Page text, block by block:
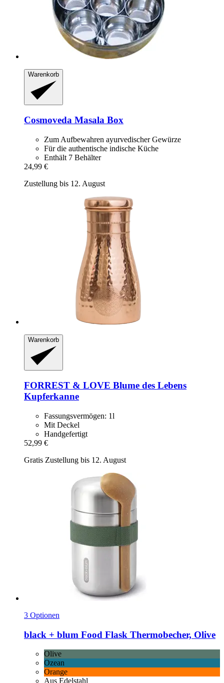
Warenkorb
Cosmoveda Masala Box
Zum Aufbewahren ayurvedischer Gewürze
Für die authentische indische Küche
Enthält 7 Behälter
24,99 €
Zustellung bis 12. August
Warenkorb
FORREST & LOVE Blume des Lebens
Kupferkanne
Fassungsvermögen: 1l
Mit Deckel
Handgefertigt
52,99 €
Gratis Zustellung bis 12. August
3 Optionen
black + blum Food Flask Thermobecher, Olive
Olive
Ozean
Orange
Aus Edelstahl